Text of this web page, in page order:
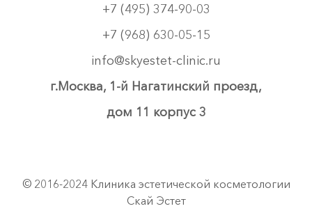
+7 (495) 374-90-03
+7 (968) 630-05-15
info@skyestet-clinic.ru
г.Москва, 1-й Нагатинский проезд,
дом 11 корпус 3
© 2016-2024 Клиника эстетической косметологии
Скай Эстет